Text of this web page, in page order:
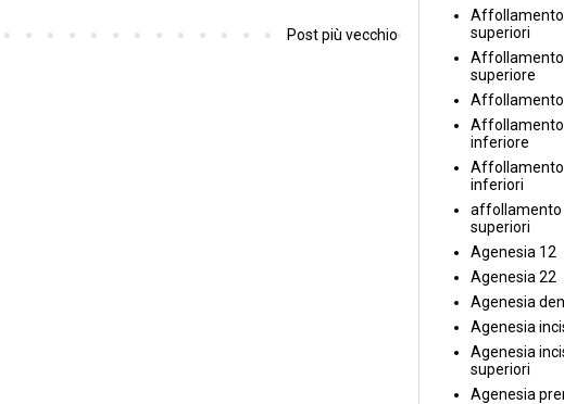
Post più vecchio
Affollamento
superiori
Affollamento
superiore
inferiore
Affollamento
inferiori
affollamento
superiori
Agenesia 12
Agenesia 22
Agenesia
Agenesia
Agenesia
superiori
Agenesia